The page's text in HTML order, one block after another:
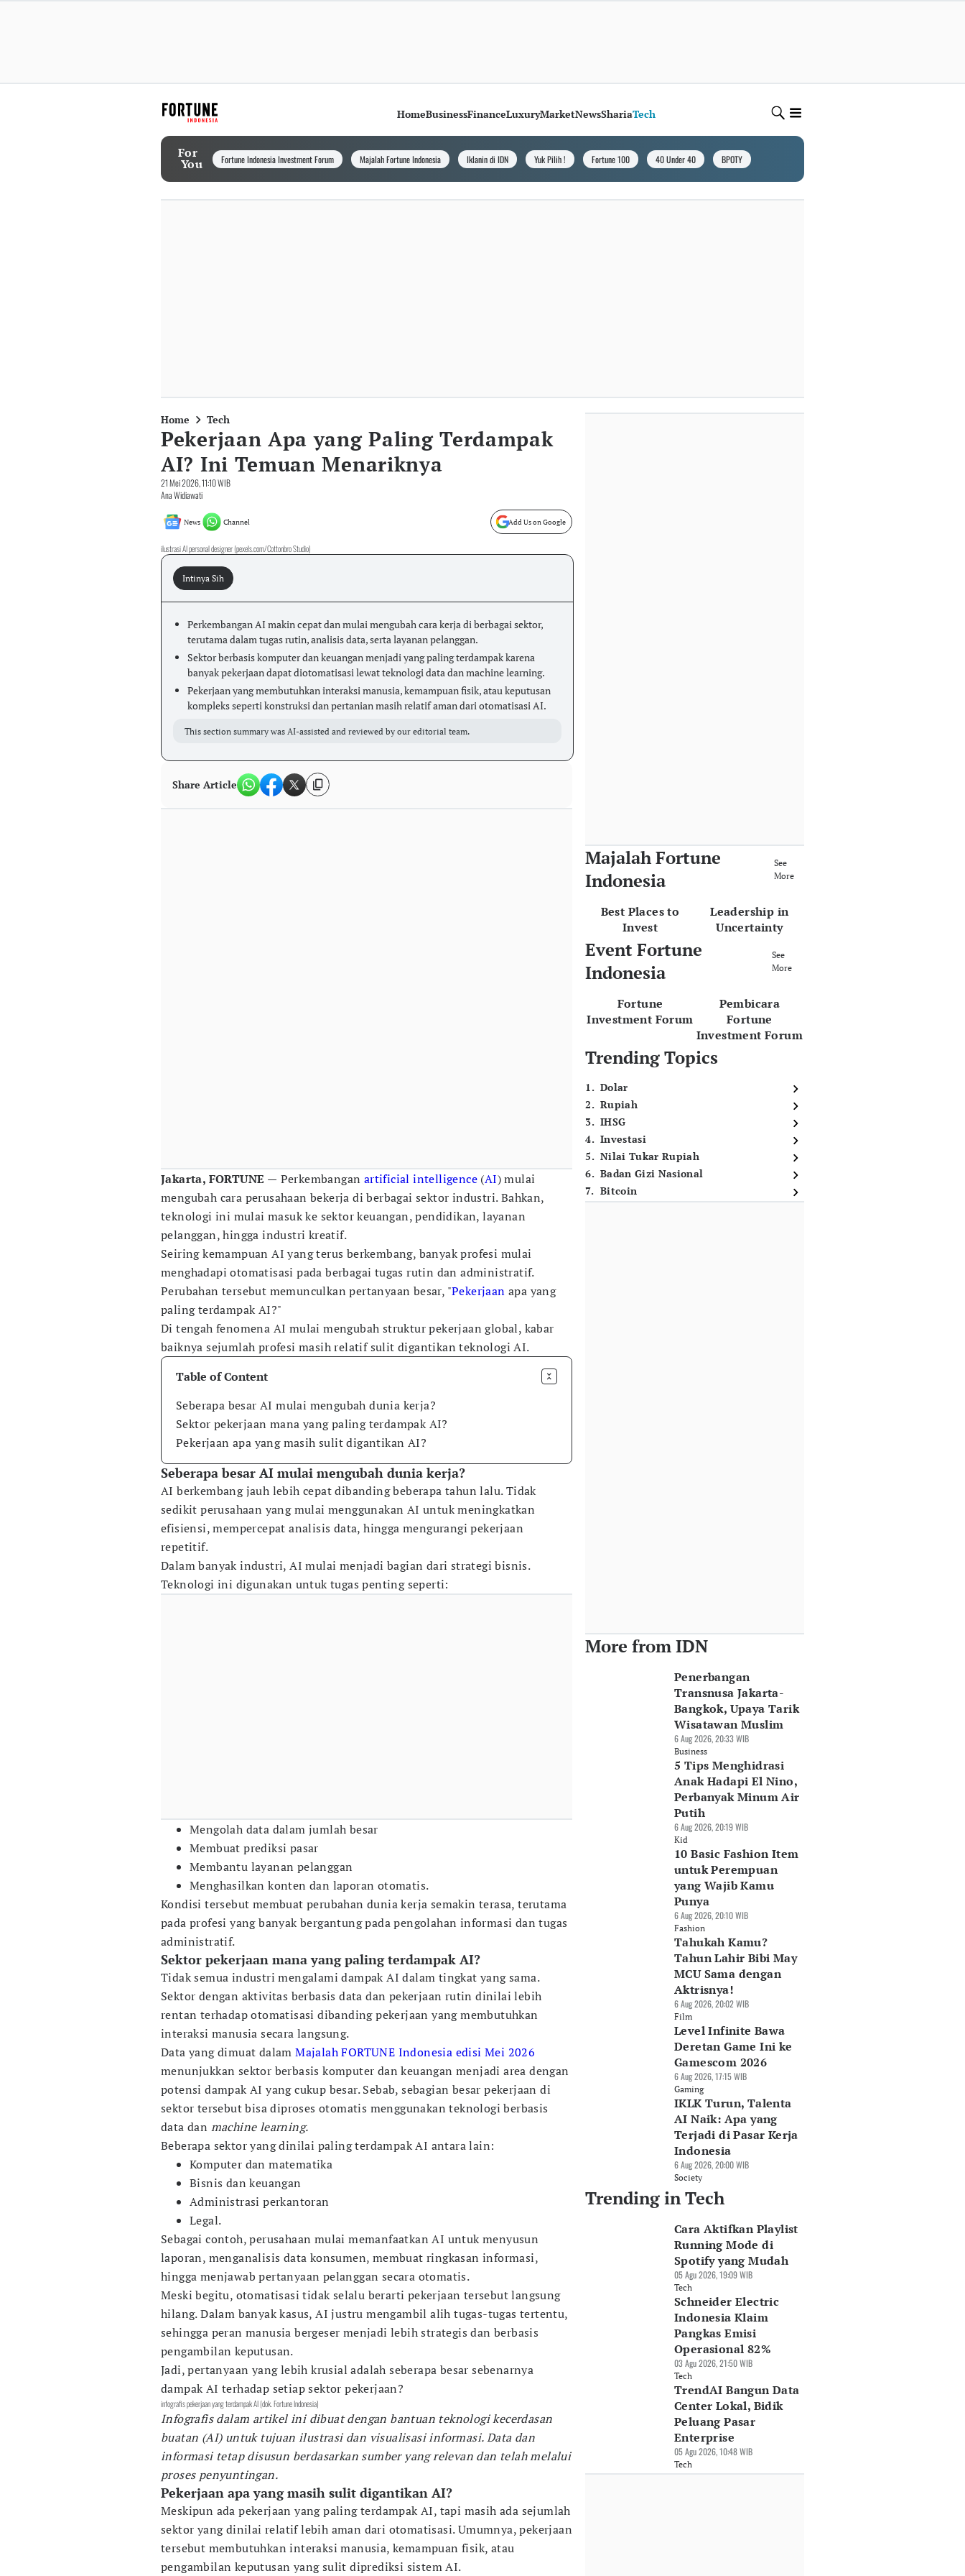
HomeBusinessFinanceLuxuryMarketNewsShariaTech
For
You Fortune Indonesia Investment Forum Majalah Fortune Indonesia Iklanin di IDN Yuk Pilih ! Fortune 100 40 Under 40 BPOTY
Home Tech
Pekerjaan Apa yang Paling Terdampak
AI? Ini Temuan Menariknya
21 Mei 2026, 11:10 WIB
Ana Widiawati
News Channel Add Us on Google
ilustrasi AI personal designer (pexels.com/Cottonbro Studio)
Intinya Sih
Perkembangan AI makin cepat dan mulai mengubah cara kerja di berbagai sektor,
terutama dalam tugas rutin, analisis data, serta layanan pelanggan.
Sektor berbasis komputer dan keuangan menjadi yang paling terdampak karena
banyak pekerjaan dapat diotomatisasi lewat teknologi data dan machine learning.
Pekerjaan yang membutuhkan interaksi manusia, kemampuan fisik, atau keputusan
kompleks seperti konstruksi dan pertanian masih relatif aman dari otomatisasi AI.
This section summary was AI-assisted and reviewed by our editorial team.
Share Article
Jakarta, FORTUNE — Perkembangan artificial intelligence (AI) mulai
mengubah cara perusahaan bekerja di berbagai sektor industri. Bahkan,
teknologi ini mulai masuk ke sektor keuangan, pendidikan, layanan
pelanggan, hingga industri kreatif.
Seiring kemampuan AI yang terus berkembang, banyak profesi mulai
menghadapi otomatisasi pada berbagai tugas rutin dan administratif.
Perubahan tersebut memunculkan pertanyaan besar, "Pekerjaan apa yang
paling terdampak AI?"
Di tengah fenomena AI mulai mengubah struktur pekerjaan global, kabar
baiknya sejumlah profesi masih relatif sulit digantikan teknologi AI.
Table of Content
Seberapa besar AI mulai mengubah dunia kerja?
Sektor pekerjaan mana yang paling terdampak AI?
Pekerjaan apa yang masih sulit digantikan AI?
Seberapa besar AI mulai mengubah dunia kerja?
AI berkembang jauh lebih cepat dibanding beberapa tahun lalu. Tidak
sedikit perusahaan yang mulai menggunakan AI untuk meningkatkan
efisiensi, mempercepat analisis data, hingga mengurangi pekerjaan
repetitif.
Dalam banyak industri, AI mulai menjadi bagian dari strategi bisnis.
Teknologi ini digunakan untuk tugas penting seperti:
Mengolah data dalam jumlah besar
Membuat prediksi pasar
Membantu layanan pelanggan
Menghasilkan konten dan laporan otomatis.
Kondisi tersebut membuat perubahan dunia kerja semakin terasa, terutama
pada profesi yang banyak bergantung pada pengolahan informasi dan tugas
administratif.
Sektor pekerjaan mana yang paling terdampak AI?
Tidak semua industri mengalami dampak AI dalam tingkat yang sama.
Sektor dengan aktivitas berbasis data dan pekerjaan rutin dinilai lebih
rentan terhadap otomatisasi dibanding pekerjaan yang membutuhkan
interaksi manusia secara langsung.
Data yang dimuat dalamMajalah FORTUNE Indonesia edisi Mei 2026
menunjukkan sektor berbasis komputer dan keuangan menjadi area dengan
potensi dampak AI yang cukup besar. Sebab, sebagian besar pekerjaan di
sektor tersebut bisa diproses otomatis menggunakan teknologi berbasis
data dan machine learning.
Beberapa sektor yang dinilai paling terdampak AI antara lain:
Komputer dan matematika
Bisnis dan keuangan
Administrasi perkantoran
Legal.
Sebagai contoh, perusahaan mulai memanfaatkan AI untuk menyusun
laporan, menganalisis data konsumen, membuat ringkasan informasi,
hingga menjawab pertanyaan pelanggan secara otomatis.
Meski begitu, otomatisasi tidak selalu berarti pekerjaan tersebut langsung
hilang. Dalam banyak kasus, AI justru mengambil alih tugas-tugas tertentu,
sehingga peran manusia bergeser menjadi lebih strategis dan berbasis
pengambilan keputusan.
Jadi, pertanyaan yang lebih krusial adalah seberapa besar sebenarnya
dampak AI terhadap setiap sektor pekerjaan?
infografis pekerjaan yang terdampak AI (dok. Fortune Indonesia)
Infografis dalam artikel ini dibuat dengan bantuan teknologi kecerdasan
buatan (AI) untuk tujuan ilustrasi dan visualisasi informasi. Data dan
informasi tetap disusun berdasarkan sumber yang relevan dan telah melalui
proses penyuntingan.
Pekerjaan apa yang masih sulit digantikan AI?
Meskipun ada pekerjaan yang paling terdampak AI, tapi masih ada sejumlah
sektor yang dinilai relatif lebih aman dari otomatisasi. Umumnya, pekerjaan
tersebut membutuhkan interaksi manusia, kemampuan fisik, atau
pengambilan keputusan yang sulit diprediksi sistem AI.
Majalah Fortune
Indonesia
See
More
Best Places to
Invest
Leadership in
Uncertainty
Event Fortune
Indonesia
See
More
Fortune
Investment Forum
Pembicara
Fortune
Investment Forum
Trending Topics
1. Dolar
2. Rupiah
3. IHSG
4. Investasi
5. Nilai Tukar Rupiah
6. Badan Gizi Nasional
7. Bitcoin
More from IDN
Penerbangan
Transnusa Jakarta-
Bangkok, Upaya Tarik
Wisatawan Muslim
6 Aug 2026, 20:33 WIB
Business
5 Tips Menghidrasi
Anak Hadapi El Nino,
Perbanyak Minum Air
Putih
6 Aug 2026, 20:19 WIB
Kid
10 Basic Fashion Item
untuk Perempuan
yang Wajib Kamu
Punya
6 Aug 2026, 20:10 WIB
Fashion
Tahukah Kamu?
Tahun Lahir Bibi May
MCU Sama dengan
Aktrisnya!
6 Aug 2026, 20:02 WIB
Film
Level Infinite Bawa
Deretan Game Ini ke
Gamescom 2026
6 Aug 2026, 17:15 WIB
Gaming
IKLK Turun, Talenta
AI Naik: Apa yang
Terjadi di Pasar Kerja
Indonesia
6 Aug 2026, 20:00 WIB
Society
Trending in Tech
Cara Aktifkan Playlist
Running Mode di
Spotify yang Mudah
05 Agu 2026, 19:09 WIB
Tech
Schneider Electric
Indonesia Klaim
Pangkas Emisi
Operasional 82%
03 Agu 2026, 21:50 WIB
Tech
TrendAI Bangun Data
Center Lokal, Bidik
Peluang Pasar
Enterprise
05 Agu 2026, 10:48 WIB
Tech